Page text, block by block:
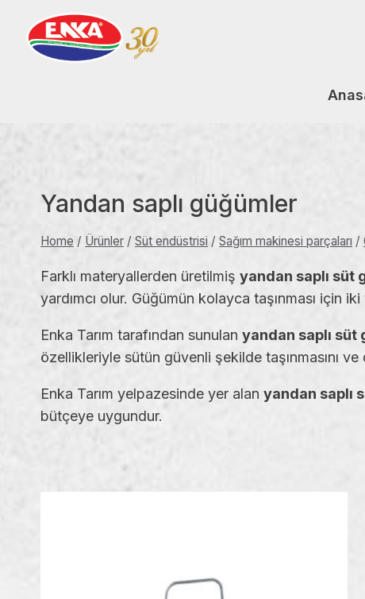
content
Yandan saplı güğümler
Home / Ürünler / Süt endüstrisi / Sağım makinesi parçaları /
Farklı materyallerden üretilmiş yandan saplı süt
yardımcı olur. Güğümün kolayca taşınması için
Enka Tarım tarafından sunulan yandan saplı süt
özellikleriyle sütün güvenli şekilde taşınmasını ve
Enka Tarım yelpazesinde yer alan yandan saplı
bütçeye uygundur.